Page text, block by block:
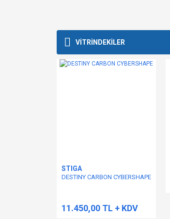
VİTRİNDEKİLER
STIGA
DESTINY CARBON CYBERSHAPE
11.450,00 TL + KDV